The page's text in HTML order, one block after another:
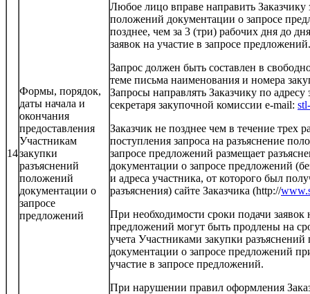
14
Формы, порядок,
даты начала и
окончания
предоставления
Участникам
закупки
разъяснений
положений
документации о
запросе
предложений
Любое лицо вправе направить Заказчику
положений документации о запросе
позднее, чем за 3 (три) рабочих дня до
заявок на участие в запросе предложений.
Запрос должен быть составлен в
теме письма наименования и номера
Запросы направлять Заказчику по
секретаря закупочной комиссии e-mail:
Заказчик не позднее чем в течение трех
поступления запроса на разъяснение
запросе предложений размещает
документации о запросе предложений
и адреса участника, от которого был
разъяснения) сайте Заказчика (http://
При необходимости сроки подачи заявок
предложений могут быть продлены на
учета Участниками закупки
документации о запросе предложений
участие в запросе предложений.
При нарушении правил оформления